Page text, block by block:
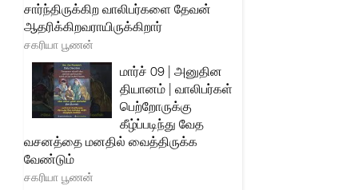
சார்ந்திருக்கிற வாலிபர்களை தேவன்
ஆதரிக்கிறவராயிருக்கிறார்
சகரியா பூணன்
மார்ச் 09 | அனுதின
தியானம் | வாலிபர்கள்
பெற்றோருக்கு
கீழ்ப்படிந்து வேத
வசனத்தை மனதில் வைத்திருக்க
வேண்டும்
சகரியா பூணன்